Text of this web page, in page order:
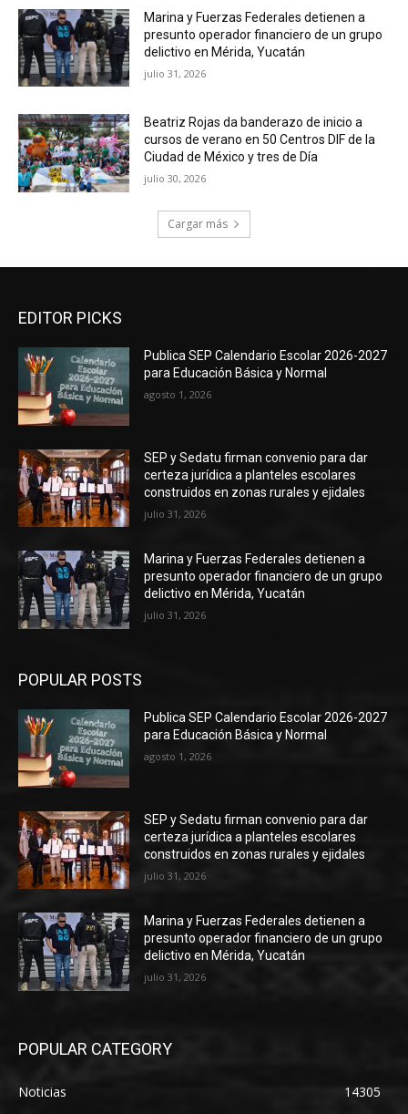
Marina y Fuerzas Federales detienen a
presunto operador financiero de un grupo
delictivo en Mérida, Yucatán
julio 31, 2026
Beatriz Rojas da banderazo de inicio a
cursos de verano en 50 Centros DIF de la
Ciudad de México y tres de Día
julio 30, 2026
Cargar más
EDITOR PICKS
Publica SEP Calendario Escolar 2026-2027
para Educación Básica y Normal
agosto 1, 2026
SEP y Sedatu firman convenio para dar
certeza jurídica a planteles escolares
construidos en zonas rurales y ejidales
julio 31, 2026
Marina y Fuerzas Federales detienen a
presunto operador financiero de un grupo
delictivo en Mérida, Yucatán
julio 31, 2026
POPULAR POSTS
Publica SEP Calendario Escolar 2026-2027
para Educación Básica y Normal
agosto 1, 2026
SEP y Sedatu firman convenio para dar
certeza jurídica a planteles escolares
construidos en zonas rurales y ejidales
julio 31, 2026
Marina y Fuerzas Federales detienen a
presunto operador financiero de un grupo
delictivo en Mérida, Yucatán
julio 31, 2026
POPULAR CATEGORY
Noticias
14305